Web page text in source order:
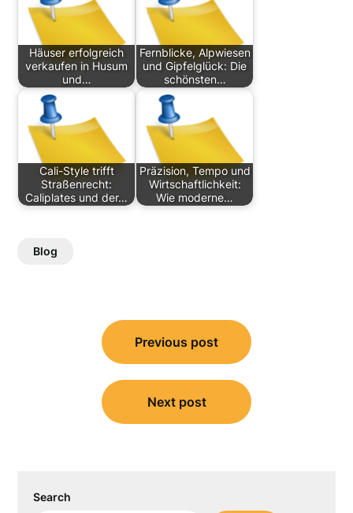
Häuser erfolgreich
verkaufen in Husum
und…
Fernblicke, Alpwiesen
und Gipfelglück: Die
schönsten…
Cali-Style trifft
Straßenrecht:
Caliplates und der…
Präzision, Tempo und
Wirtschaftlichkeit:
Wie moderne…
Blog
navigation
Previous post
Next post
Search